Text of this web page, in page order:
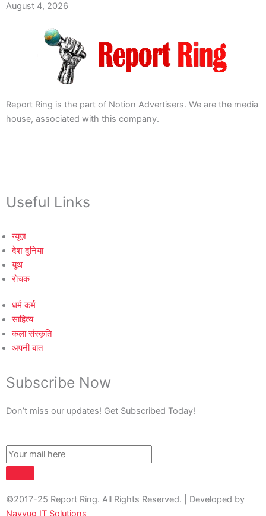
August 4, 2026
Report Ring is the part of Notion Advertisers. We are the media
house, associated with this company.
Useful Links
न्यूज़
देश दुनिया
यूथ
रोचक
धर्म कर्म
साहित्य
कला संस्कृति
अपनी बात
Subscribe Now
Don’t miss our updates! Get Subscribed Today!
©2017-25 Report Ring. All Rights Reserved. | Developed by
Navyug IT Solutions